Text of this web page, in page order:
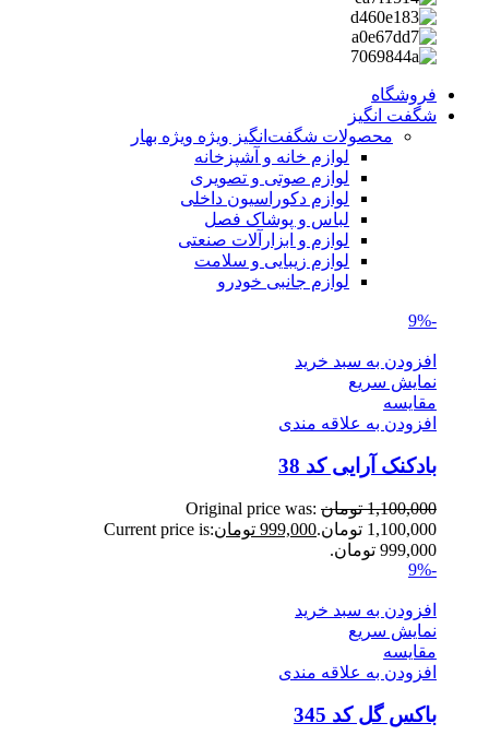
فروشگاه
شگفت انگیز
محصولات شگفت‌انگیز ویژه ویژه بهار
لوازم خانه و آشپزخانه
لوازم صوتی و تصویری
لوازم دکوراسیون داخلی
لباس و پوشاک فصل
لوازم و ابزارآلات صنعتی
لوازم زیبایی و سلامت
لوازم جانبی خودرو
-9%
افزودن به سبد خرید
نمایش سریع
مقايسه
افزودن به علاقه مندی
بادکنک آرایی کد 38
1,100,000 تومان Original price was:
1,100,000 تومان.
999,000 تومانCurrent price is:
999,000 تومان.
-9%
افزودن به سبد خرید
نمایش سریع
مقايسه
افزودن به علاقه مندی
باکس گل کد 345